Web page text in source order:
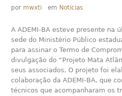
por mwxti em Notícias
A ADEMI-BA esteve presente na
sede do Ministério Público
para assinar o Termo de
divulgação do “Projeto Mata
seus associados. O projeto foi
colaboração da ADEMI-BA, que
técnicos que acompanharam os